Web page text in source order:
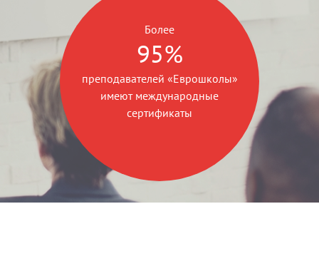
Более
95%
преподавателей «Еврошколы»
имеют международные
сертификаты